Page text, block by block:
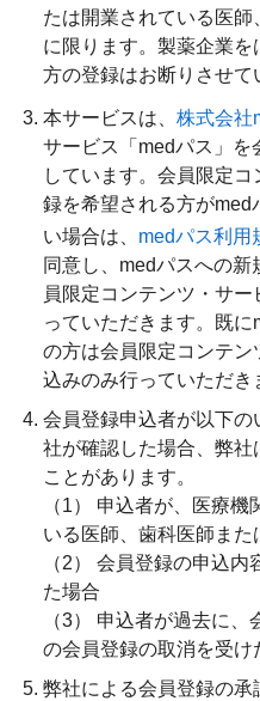
たは開業されている医
に限ります。製薬企業
方の登録はお断りさせて
本サービスは、 株式会社
サービス「medパス」を
しています。会員限定
録を希望される方がmed
い場合は、 medパス利用
同意し、medパスへの
員限定コンテンツ・サ
っていただきます。既
の方は会員限定コンテン
込みのみ行っていただき
会員登録申込者が以下
社が確認した場合、弊
ことがあります。
（1） 申込者が、医療
いる医師、歯科医師ま
（2） 会員登録の申込
た場合
（3） 申込者が過去に
の会員登録の取消を受け
弊社による会員登録の